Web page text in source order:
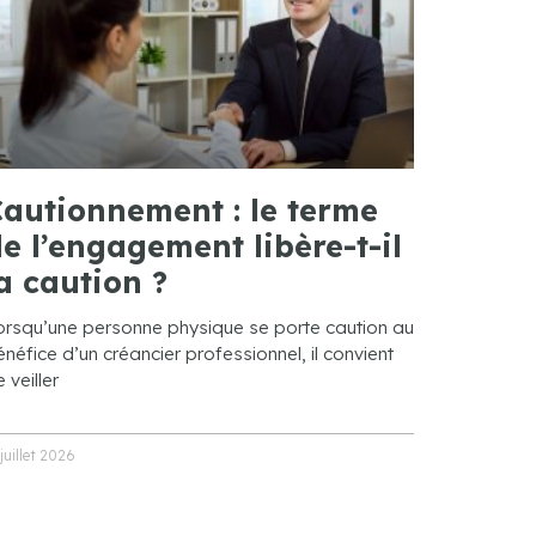
: le terme
l’engagement libère-t-il
caution ?
personne physique se porte caution au
d’un créancier professionnel, il convient
veiller
juillet 2026